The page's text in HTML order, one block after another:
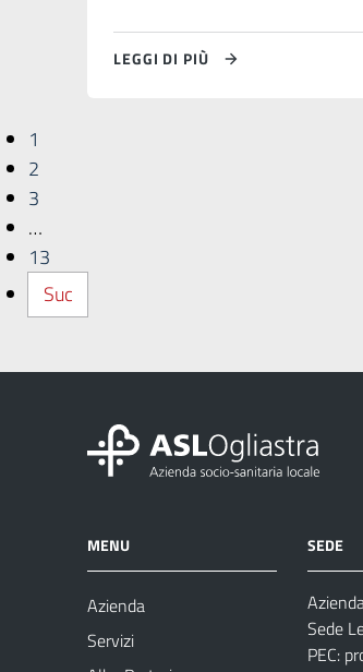
LEGGI DI PIÙ
1
2
3
…
13
Suc
MENU
Azienda
Servizi
SEDE
Sede
PEC: